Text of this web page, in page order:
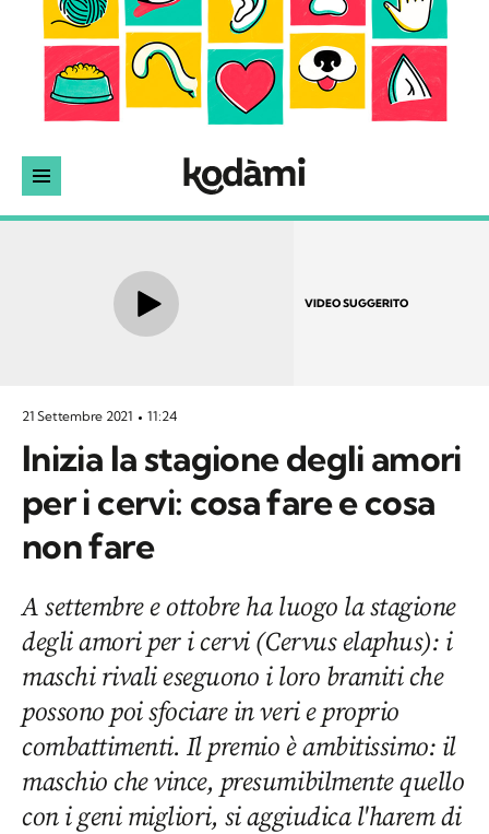
VIDEO SUGGERITO
21 Settembre 2021 11:24
Inizia la stagione degli amori
per i cervi: cosa fare e cosa
non fare
A settembre e ottobre ha luogo la stagione
degli amori per i cervi (Cervus elaphus): i
maschi rivali eseguono i loro bramiti che
possono poi sfociare in veri e proprio
combattimenti. Il premio è ambitissimo: il
maschio che vince, presumibilmente quello
con i geni migliori, si aggiudica l'harem di